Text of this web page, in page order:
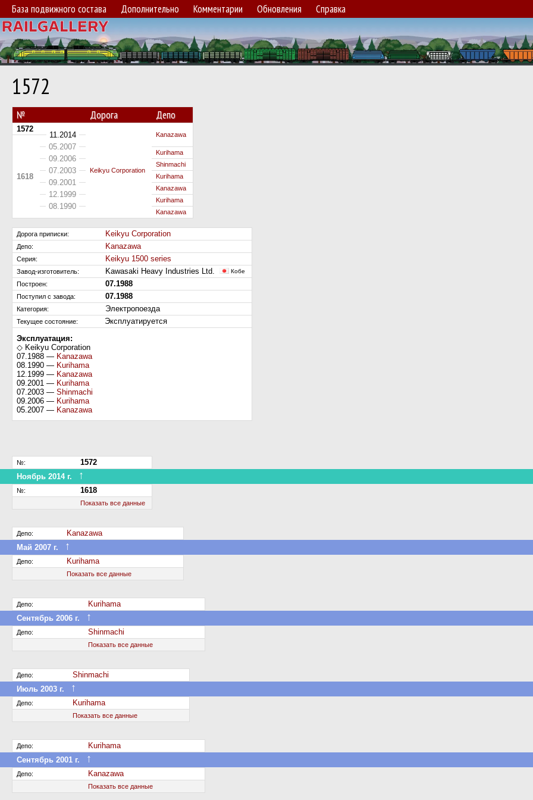
База подвижного состава Дополнительно Комментарии Обновления Справка
1572
№ Дорога Депо
1572
11.2014
Keikyu Corporation
Kanazawa
1618
05.2007
09.2006
Kurihama
07.2003
Shinmachi
09.2001
Kurihama
12.1999
Kanazawa
08.1990
Kurihama
Kanazawa
Дорога приписки: Keikyu Corporation
Депо: Kanazawa
Серия: Keikyu 1500 series
Завод-изготовитель: Kawasaki Heavy Industries Ltd. Кобе
Построен: 07.1988
Поступил c завода: 07.1988
Категория: Электропоезда
Текущее состояние:
Эксплуатируется
Эксплуатация:
◇ Keikyu Corporation
07.1988 — Kanazawa
08.1990 — Kurihama
12.1999 — Kanazawa
09.2001 — Kurihama
07.2003 — Shinmachi
09.2006 — Kurihama
05.2007 — Kanazawa
№:
1572
Ноябрь 2014 г. ↑
№: 1618
Показать все данные
Депо:
Kanazawa
Май 2007 г. ↑
Депо: Kurihama
Показать все данные
Депо:
Kurihama
Сентябрь 2006 г. ↑
Депо: Shinmachi
Показать все данные
Депо:
Shinmachi
Июль 2003 г. ↑
Депо: Kurihama
Показать все данные
Депо:
Kurihama
Сентябрь 2001 г. ↑
Депо: Kanazawa
Показать все данные